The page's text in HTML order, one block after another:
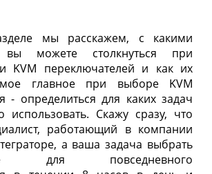
мы расскажем, с какими
вы можете столкнуться при
KVM переключателей и как их
главное при выборе KVM
- определиться для каких задач
использовать. Скажу сразу, что
работающий в компании
а ваша задача выбрать
для повседневного